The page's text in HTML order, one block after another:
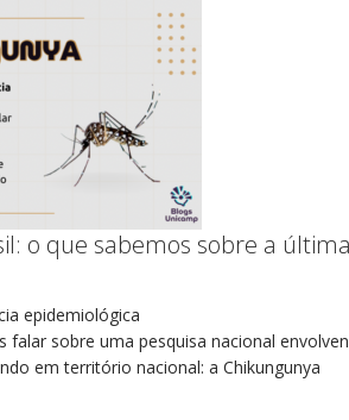
o que sabemos sobre a
epidemiológica
sobre uma pesquisa nacional
em território nacional: a Chikungunya